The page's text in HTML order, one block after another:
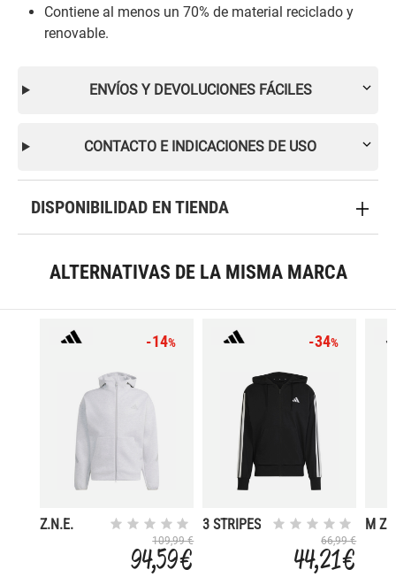
Contiene al menos un 70% de material reciclado y
renovable.
ENVÍOS Y DEVOLUCIONES FÁCILES
CONTACTO E INDICACIONES DE USO
DISPONIBILIDAD EN TIENDA
ALTERNATIVAS DE LA MISMA MARCA
-14%
Z.N.E.
109,99 €
94,59 €
-34%
3 STRIPES
66,99 €
44,21 €
M